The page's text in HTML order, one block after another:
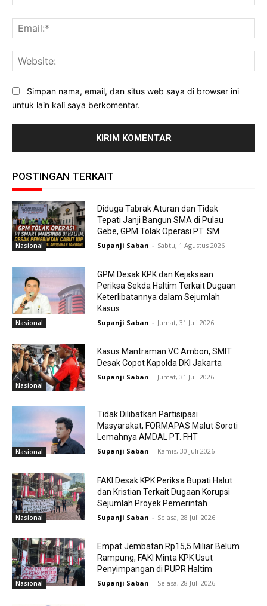
Simpan nama, email, dan situs web saya di browser ini
untuk lain kali saya berkomentar.
POSTINGAN TERKAIT
Nasional
Diduga Tabrak Aturan dan Tidak
Tepati Janji Bangun SMA di Pulau
Gebe, GPM Tolak Operasi PT. SM
Supanji Saban - Sabtu, 1 Agustus 2026
Nasional
GPM Desak KPK dan Kejaksaan
Periksa Sekda Haltim Terkait Dugaan
Keterlibatannya dalam Sejumlah
Kasus
Supanji Saban - Jumat, 31 Juli 2026
Nasional
Kasus Mantraman VC Ambon, SMIT
Desak Copot Kapolda DKI Jakarta
Supanji Saban - Jumat, 31 Juli 2026
Nasional
Tidak Dilibatkan Partisipasi
Masyarakat, FORMAPAS Malut Soroti
Lemahnya AMDAL PT. FHT
Supanji Saban - Kamis, 30 Juli 2026
Nasional
FAKI Desak KPK Periksa Bupati Halut
dan Kristian Terkait Dugaan Korupsi
Sejumlah Proyek Pemerintah
Supanji Saban - Selasa, 28 Juli 2026
Nasional
Empat Jembatan Rp15,5 Miliar Belum
Rampung, FAKI Minta KPK Usut
Penyimpangan di PUPR Haltim
Supanji Saban - Selasa, 28 Juli 2026